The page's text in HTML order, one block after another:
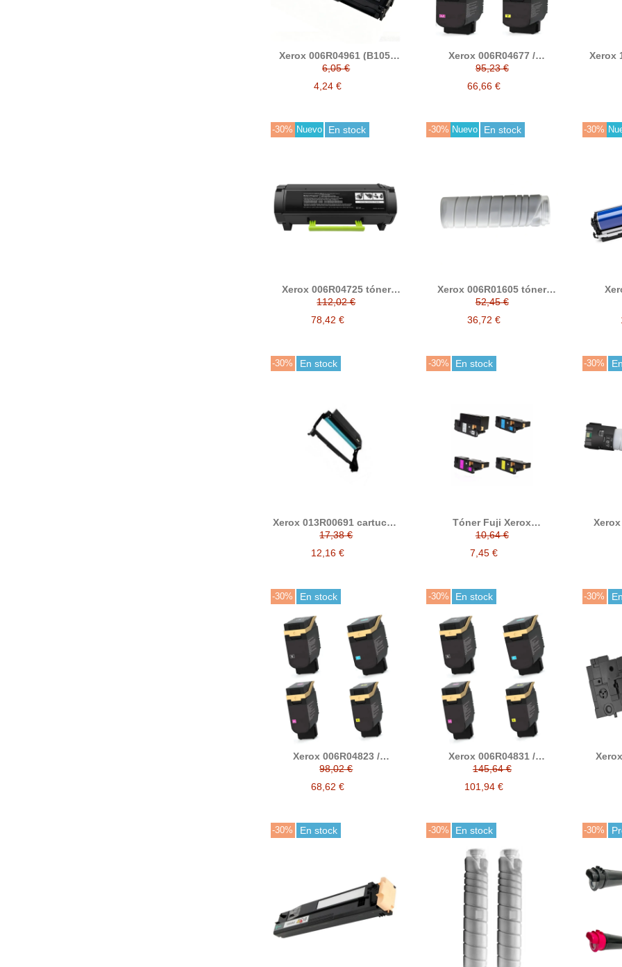
Xerox 006R04961 (B105,
B110, B115) negro tóner
compatible
6,05 €
4,24 €
Xerox 006R04677 /
006R04678 / 006R046879 /
006R04680 tóner
compatible C410 / C415
95,23 €
66,66 €
Xerox
-30% Nuevo En stock
Xerox 006R04725 tóner
compatible B410 / B415
112,02 €
78,42 €
-30% Nuevo En stock
Xerox 006R01605 tóner
compatible
52,45 €
36,72 €
-30%
-30% En stock
Xerox 013R00691 cartucho
de tambor compatible
(Xerox B225, B230, B235)
17,38 €
12,16 €
-30% En stock
Tóner Fuji Xerox
106R01630 / 106R01629 /
106R01628 / 106R01627
(Docuprint CP105b, CP200,
CP205, CP205w)
10,64 €
7,45 €
-30%
-30% En stock
Xerox 006R04823 /
006R04820 / 006R04821 /
006R04822 tóner
compatible (Xerox
C320/C325)
98,02 €
68,62 €
-30% En stock
Xerox 006R04831 /
006R04828 / 006R04829 /
006R04830 tóner
compatible (Xerox
C320/C325) alta capacidad
145,64 €
101,94 €
-30%
-30% En stock -30% En stock -30%